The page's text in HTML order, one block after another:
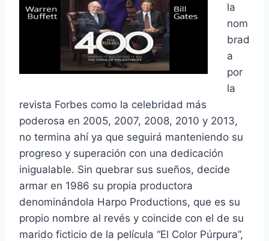
la
nom
brad
a
por
la
revista Forbes como la celebridad más
poderosa en 2005, 2007, 2008, 2010 y 2013,
no termina ahí ya que seguirá manteniendo su
progreso y superación con una dedicación
inigualable. Sin quebrar sus sueños, decide
armar en 1986 su propia productora
denominándola Harpo Productions, que es su
propio nombre al revés y coincide con el de su
marido ficticio de la película “El Color Púrpura”,